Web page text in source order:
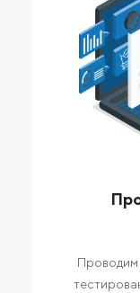
Проводим